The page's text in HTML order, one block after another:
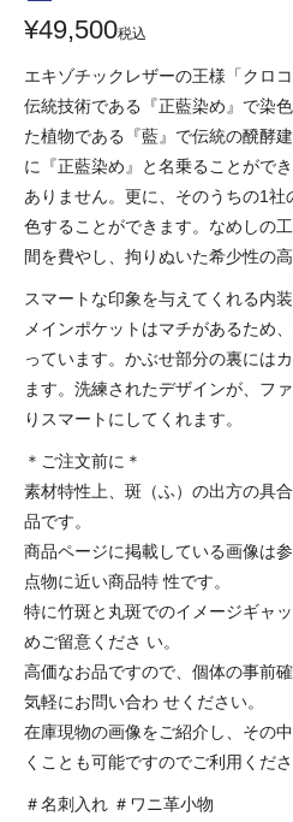
¥49,500税込
エキゾチックレザーの王様「クロ
伝統技術である『正藍染め』で染
た植物である『藍』で伝統の醗酵
に『正藍染め』と名乗ることがで
ありません。更に、そのうちの1
色することができます。なめしの
間を費やし、拘りぬいた希少性の
スマートな印象を与えてくれる内装
メインポケットはマチがあるため
っています。かぶせ部分の裏には
ます。洗練されたデザインが、フ
りスマートにしてくれます。
＊ご注文前に＊
素材特性上、斑（ふ）の出方の具
品です。
商品ページに掲載している画像は
点物に近い商品特 性です。
特に竹斑と丸斑でのイメージギャ
めご留意くださ い。
高価なお品ですので、個体の事前
気軽にお問い合わ せください。
在庫現物の画像をご紹介し、その
くことも可能ですのでご利用くださ
＃名刺入れ ＃ワニ革小物